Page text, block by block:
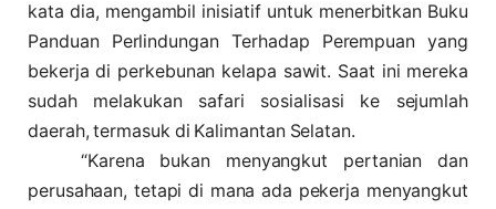
kata dia, mengambil inisiatif untuk menerbitkan Buku
Panduan Perlindungan Terhadap Perempuan yang
bekerja di perkebunan kelapa sawit. Saat ini mereka
sudah melakukan safari sosialisasi ke sejumlah
daerah, termasuk di Kalimantan Selatan.
“Karena bukan menyangkut pertanian dan
perusahaan, tetapi di mana ada pekerja menyangkut